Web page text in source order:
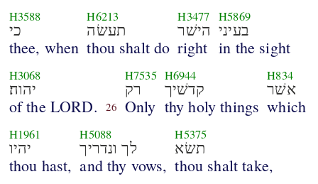
H3588
כי
thee, when
H6213
תעשׂה
thou shalt do
H3477
הישׁר
right
H5869
בעיני
in the sight
H3068
יהוה׃
of the LORD. 26
H7535
רק
Only
H6944
קדשׁיך
thy holy things
H834
אשׁר
which
H1961
יהיו
thou hast,
H5088
לך ונדריך
and thy vows,
H5375
תשׂא
thou shalt take,